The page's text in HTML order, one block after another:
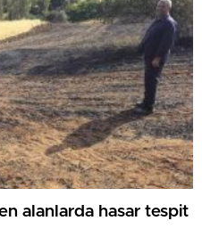
alanlarda hasar tespit